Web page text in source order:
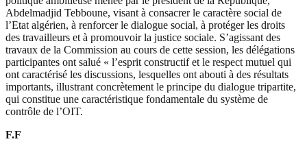
Abdelmadjid Tebboune, visant à consacrer le caractère social de
l’Etat algérien, à renforcer le dialogue social, à protéger les droits
des travailleurs et à promouvoir la justice sociale. S’agissant des
travaux de la Commission au cours de cette session, les délégations
participantes ont salué « l’esprit constructif et le respect mutuel qui
ont caractérisé les discussions, lesquelles ont abouti à des résultats
importants, illustrant concrètement le principe du dialogue tripartite,
qui constitue une caractéristique fondamentale du système de
contrôle de l’OIT.
F.F